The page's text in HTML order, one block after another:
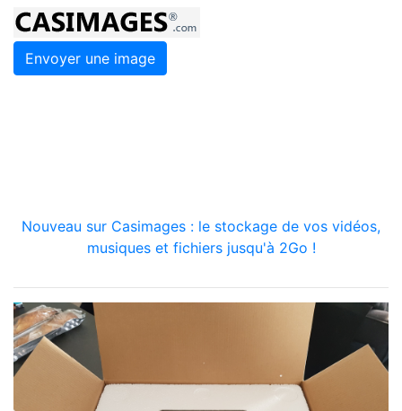
Envoyer une image
Nouveau sur Casimages : le stockage de vos vidéos,
musiques et fichiers jusqu'à 2Go !